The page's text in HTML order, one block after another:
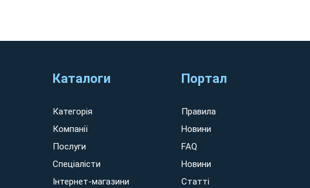
Каталоги
Категорія
Компанії
Послуги
Спеціалісти
Інтернет-магазини
Портал
Правила
Новини
FAQ
Новини
Статті